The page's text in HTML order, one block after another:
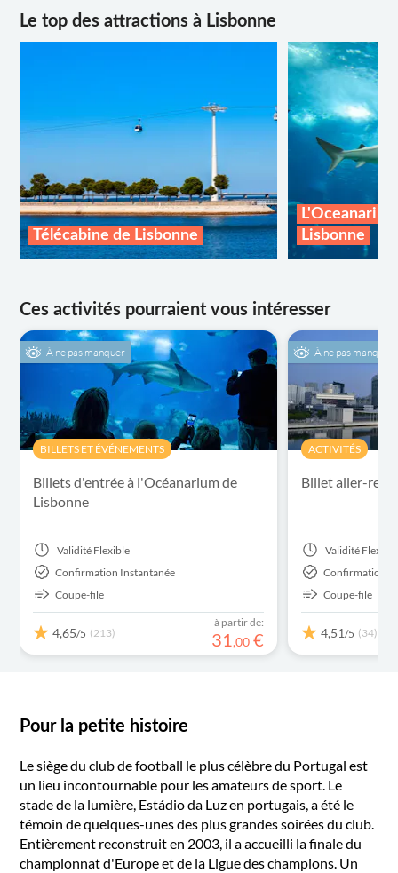
Le top des attractions à Lisbonne
Télécabine de Lisbonne
Lisbonne
Ces activités pourraient vous intéresser
À ne pas manquer
BILLETS ET ÉVÉNEMENTS
Billets d'entrée à l'Océanarium de
Lisbonne
Validité Flexible
Confirmation Instantanée
Coupe-file
4,65/5 (213)
à partir de:
31,00 €
À ne pas manquer
ACTIVITÉS
Billet aller-
Validité Flexible
Confirmation
Coupe-file
4,51/5 (34)
Pour la petite histoire
Le siège du club de football le plus célèbre du Portugal est
un lieu incontournable pour les amateurs de sport. Le
stade de la lumière, Estádio da Luz en portugais, a été le
témoin de quelques-unes des plus grandes soirées du club.
Entièrement reconstruit en 2003, il a accueilli la finale du
championnat d'Europe et de la Ligue des champions. Un